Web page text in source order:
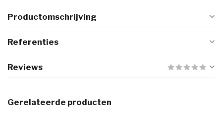
Productomschrijving
Referenties
Reviews
Gerelateerde producten